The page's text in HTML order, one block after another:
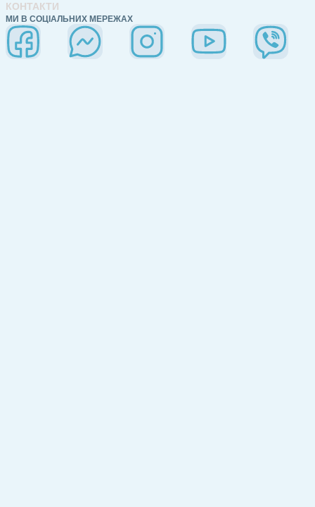
КОНТАКТИ
МИ В СОЦІАЛЬНИХ МЕРЕЖАХ